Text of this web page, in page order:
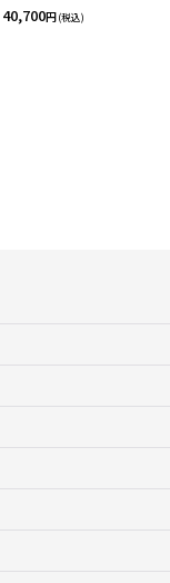
40,700円 (税込)